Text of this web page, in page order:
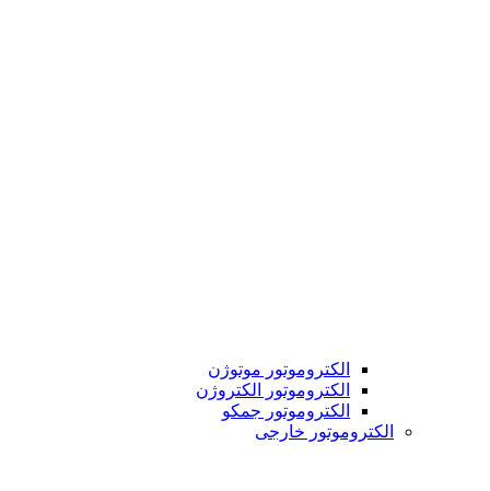
الکتروموتور موتوژن
الکتروموتور الکتروژن
الکتروموتور جمکو
الکتروموتور خارجی